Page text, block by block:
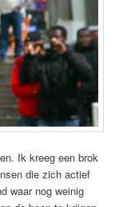
Ik kreeg een brok
die zich actief
waar nog weinig